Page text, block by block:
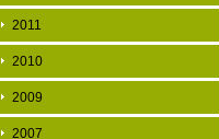
2011
2010
2009
2007